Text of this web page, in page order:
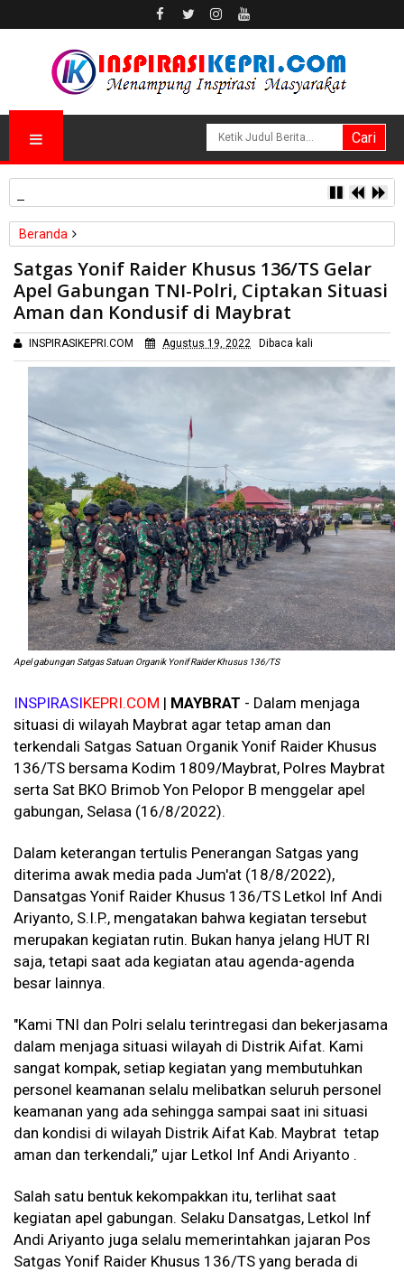
Perkuat Ketahanan Air Baku, BP Batam Gandeng Mc
Beranda
Satgas Yonif Raider Khusus 136/TS Gelar Apel Gabungan TNI-
Polri, Ciptakan Situasi Aman dan Kondusif di Maybrat
Satgas Yonif Raider Khusus 136/TS Gelar
Apel Gabungan TNI-Polri, Ciptakan Situasi
Aman dan Kondusif di Maybrat
INSPIRASIKEPRI.COM Agustus 19, 2022 Dibaca kali
Apel gabungan Satgas Satuan Organik Yonif Raider Khusus 136/TS
INSPIRASIKEPRI.COM | MAYBRAT - Dalam menjaga
situasi di wilayah Maybrat agar tetap aman dan
terkendali Satgas Satuan Organik Yonif Raider Khusus
136/TS bersama Kodim 1809/Maybrat, Polres Maybrat
serta Sat BKO Brimob Yon Pelopor B menggelar apel
gabungan, Selasa (16/8/2022).
Dalam keterangan tertulis Penerangan Satgas yang
diterima awak media pada Jum'at (18/8/2022),
Dansatgas Yonif Raider Khusus 136/TS Letkol Inf Andi
Ariyanto, S.I.P., mengatakan bahwa kegiatan tersebut
merupakan kegiatan rutin. Bukan hanya jelang HUT RI
saja, tetapi saat ada kegiatan atau agenda-agenda
besar lainnya.
"Kami TNI dan Polri selalu terintregasi dan bekerjasama
dalam menjaga situasi wilayah di Distrik Aifat. Kami
sangat kompak, setiap kegiatan yang membutuhkan
personel keamanan selalu melibatkan seluruh personel
keamanan yang ada sehingga sampai saat ini situasi
dan kondisi di wilayah Distrik Aifat Kab. Maybrat tetap
aman dan terkendali,” ujar Letkol Inf Andi Ariyanto .
Salah satu bentuk kekompakkan itu, terlihat saat
kegiatan apel gabungan. Selaku Dansatgas, Letkol Inf
Andi Ariyanto juga selalu memerintahkan jajaran Pos
Satgas Yonif Raider Khusus 136/TS yang berada di